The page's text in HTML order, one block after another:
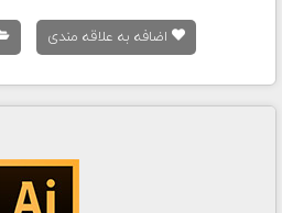
اضافه به علاقه مندی